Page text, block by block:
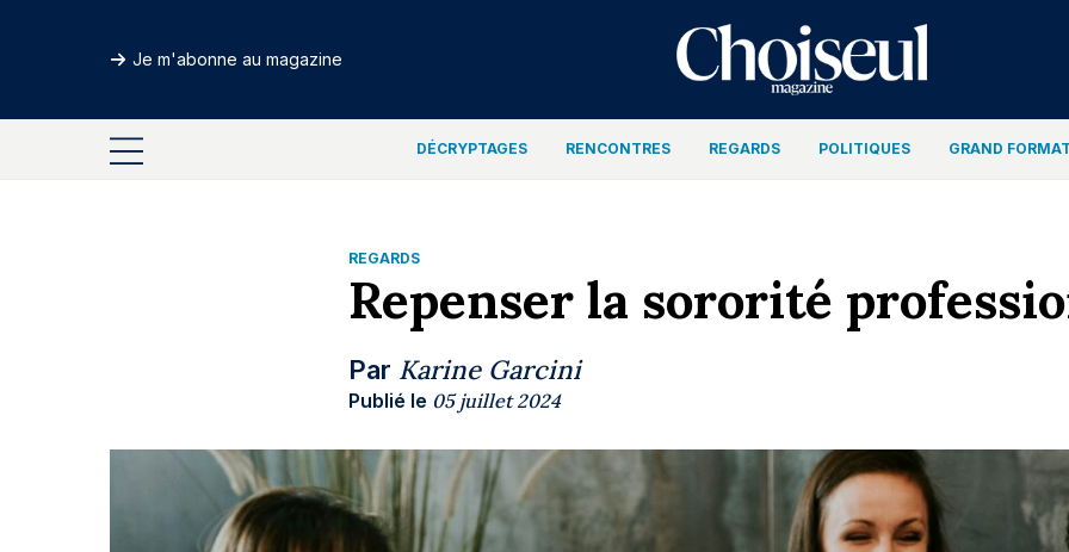
Je m'abonne au magazine
DÉCRYPTAGES RENCONTRES REGARDS POLITIQUES GRAND FORMAT
REGARDS
Repenser la sororité
Par Karine Garcini
Publié le 05 juillet 2024